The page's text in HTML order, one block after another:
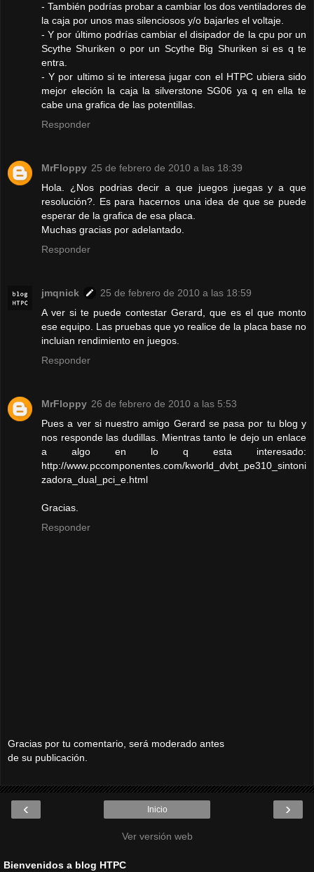
- También podrías probar a cambiar los dos ventiladores de
la caja por unos mas silenciosos y/o bajarles el voltaje.
- Y por último podrías cambiar el disipador de la cpu por un
Scythe Shuriken o por un Scythe Big Shuriken si es q te
entra.
- Y por ultimo si te interesa jugar con el HTPC ubiera sido
mejor eleción la caja la silverstone SG06 ya q en ella te
cabe una grafica de las potentillas.
Responder
MrFloppy 25 de febrero de 2010 a las 18:39
Hola. ¿Nos podrias decir a que juegos juegas y a que
resolución?. Es para hacernos una idea de que se puede
esperar de la grafica de esa placa.
Muchas gracias por adelantado.
Responder
jmqnick
25 de febrero de 2010 a las 18:59
A ver si te puede contestar Gerard, que es el que monto
ese equipo. Las pruebas que yo realice de la placa base no
incluian rendimiento en juegos.
Responder
MrFloppy 26 de febrero de 2010 a las 5:53
Pues a ver si nuestro amigo Gerard se pasa por tu blog y
nos responde las dudillas. Mientras tanto le dejo un enlace
a algo en lo q esta interesado:
http://www.pccomponentes.com/kworld_dvbt_pe310_sintoni
zadora_dual_pci_e.html
Gracias.
Responder
Gracias por tu comentario, será moderado antes
de su publicación.
‹ ›
Inicio
Ver versión web
Bienvenidos a blog HTPC